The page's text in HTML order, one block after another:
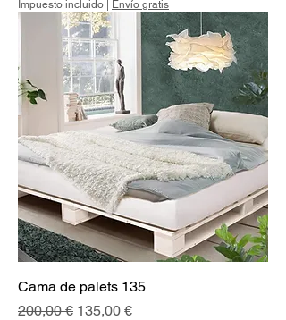
Impuesto incluido Envío gratis
Cama de palets 135
Precio
200,00 € Precio de oferta
135,00 €